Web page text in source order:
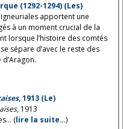
(1292-1294) (Les)
apportent une
à un moment crucial de la
lorsque l’histoire des comtés
sépare d’avec le reste des
, 1913 (Le)
, 1913
(lire la suite…)